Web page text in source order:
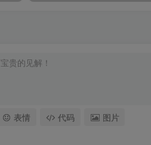
表情 代码 图片